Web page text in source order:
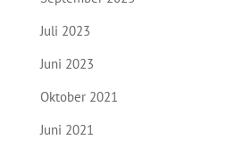
Juli 2023
Juni 2023
Oktober 2021
Juni 2021